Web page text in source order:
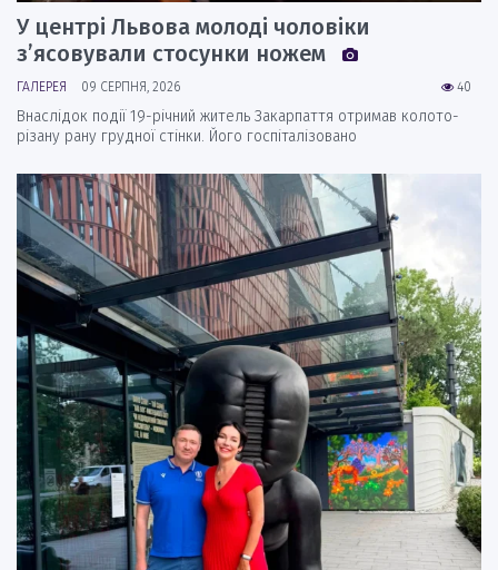
У центрі Львова молоді чоловіки
з’ясовували стосунки ножем
40
ГАЛЕРЕЯ 09 СЕРПНЯ, 2026
Внаслідок події 19-річний житель Закарпаття отримав колото-
різану рану грудної стінки. Його госпіталізовано